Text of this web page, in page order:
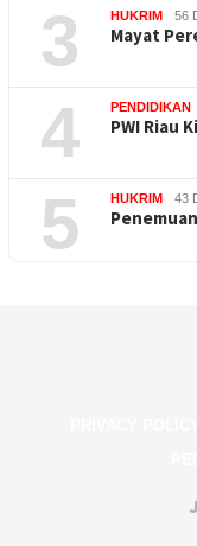
3 HUKRIM 56
Mayat
4 PENDIDIKAN
PWI Riau
5 HUKRIM 43